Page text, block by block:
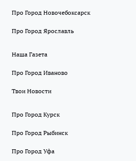
Про Город Новочебоксарск
Про Город Ярославль
Наша Газета
Про Город Иваново
Твои Новости
Про Город Курск
Про Город Рыбинск
Про Город Уфа